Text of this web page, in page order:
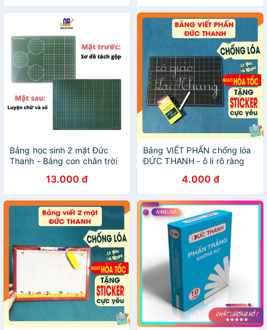
Bảng học sinh 2 mặt Đức
Thanh - Bảng con chân trời
tách gộp 20x30cm - 1 chiếc
13.000 đ
Bảng VIẾT PHẤN chống lóa
ĐỨC THANH - ô li rõ ràng
4.000 đ